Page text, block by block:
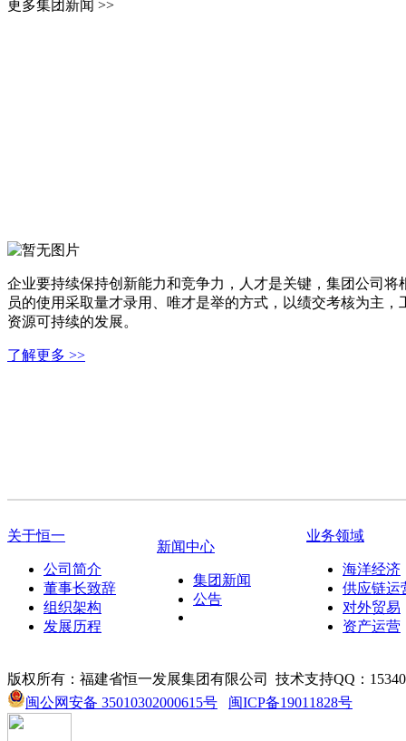
更多集团新闻 >>
企业要持续保持创新能力和竞争力，人才是关键，集团公司
员的使用采取量才录用、唯才是举的方式，以绩交考核为主
资源可持续的发展。
了解更多 >>
关于恒一
公司简介
董事长致辞
组织架构
发展历程
新闻中心
集团新闻
公告
业务领域
海洋经济
供应链运
对外贸易
资产运营
版权所有：福建省恒一发展集团有限公司 技术支持QQ：
闽公网安备 35010302000615号
闽ICP备19011828号